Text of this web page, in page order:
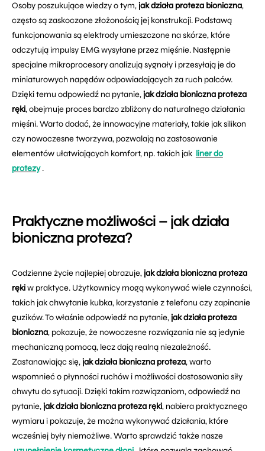
Osoby poszukujące wiedzy o tym,jak działa proteza bioniczna,
często są zaskoczone złożonością jej konstrukcji. Podstawą
funkcjonowania są elektrody umieszczone na skórze, które
odczytują impulsy EMG wysyłane przez mięśnie. Następnie
specjalne mikroprocesory analizują sygnały i przesyłają je do
miniaturowych napędów odpowiadających za ruch palców.
Dzięki temu odpowiedź na pytanie,jak działa bioniczna proteza
ręki, obejmuje proces bardzo zbliżony do naturalnego działania
mięśni. Warto dodać, że innowacyjne materiały, takie jak silikon
czy nowoczesne tworzywa, pozwalają na zastosowanie
elementów ułatwiających komfort, np. takich jak liner do
protezy .
Praktyczne możliwości – jak działa
bioniczna proteza?
Codzienne życie najlepiej obrazuje,jak działa bioniczna proteza
rękiw praktyce. Użytkownicy mogą wykonywać wiele czynności,
takich jak chwytanie kubka, korzystanie z telefonu czy zapinanie
guzików. To właśnie odpowiedź na pytanie,jak działa proteza
bioniczna, pokazuje, że nowoczesne rozwiązania nie są jedynie
mechaniczną pomocą, lecz dają realną niezależność.
Zastanawiając się,jak działa bioniczna proteza, warto
wspomnieć o płynności ruchów i możliwości dostosowania siły
chwytu do sytuacji. Dzięki takim rozwiązaniom, odpowiedź na
pytanie,jak działa bioniczna proteza ręki, nabiera praktycznego
wymiaru i pokazuje, że można wykonywać działania, które
wcześniej były niemożliwe. Warto sprawdzić także nasze